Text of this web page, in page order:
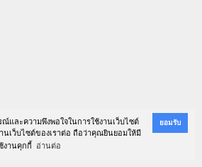
ณ์และความพึงพอใจในการใช้งานเว็บไซต์
เว็บไซต์ของเราต่อ ถือว่าคุณยินยอมให้มี
งานคุกกี้
อ่านต่อ
ยอมรับ